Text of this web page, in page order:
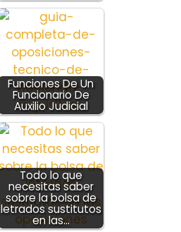
Funciones De Un
Funcionario De
Auxilio Judicial
Todo lo que
necesitas saber
sobre la bolsa de
letrados sustitutos
en las…